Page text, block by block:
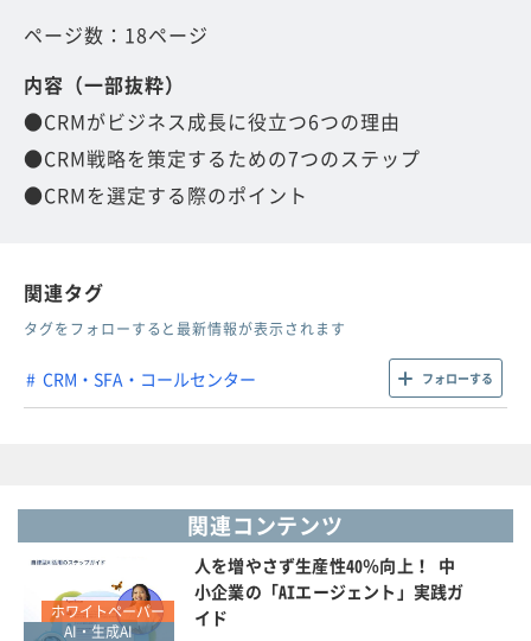
ページ数：18ページ
内容（一部抜粋）
●CRMがビジネス成長に役立つ6つの理由
●CRM戦略を策定するための7つのステップ
●CRMを選定する際のポイント
関連タグ
タグをフォローすると最新情報が表示されます
CRM・SFA・コールセンター フォローする
関連コンテンツ
ホワイトペーパー
AI・生成AI
人を増やさず生産性40％向上！ 中
小企業の「AIエージェント」実践ガ
イド